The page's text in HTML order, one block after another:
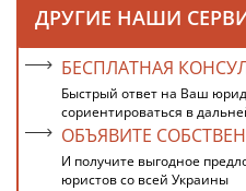
ДРУГИЕ НАШИ
БЕСПЛАТНАЯ
Быстрый ответ на Ваш
сориентироваться в
ОБЪЯВИТЕ
И получите выгодное
юристов со всей Украины